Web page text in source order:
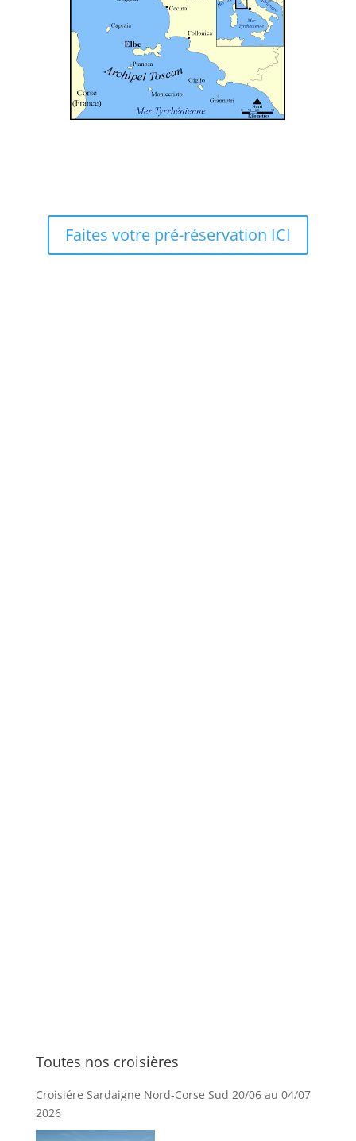
Faites votre pré-réservation ICI
Toutes nos croisières
Croisiére Sardaigne Nord-Corse Sud 20/06 au 04/07
2026